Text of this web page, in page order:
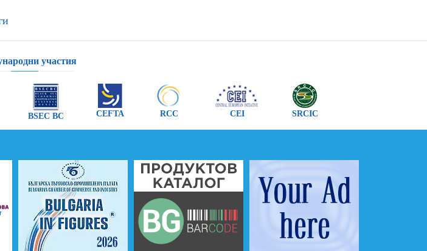
участия
BSEC BC CEFTA RCC CEI SRCIC